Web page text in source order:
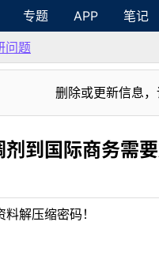
专题 APP 笔记
问题
删除或更新信息
到国际商务需
解压缩密码！